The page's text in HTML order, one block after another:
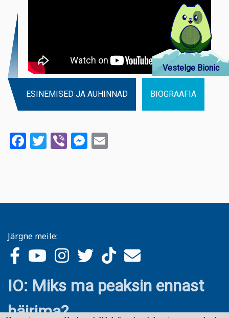
ESINEMISED JA AUHINNAD BIOGRAAFIA
Facebook
Twitter
ViberMessenger
Vestelge Bionic
Järgne meile:
IO: Miks ma peaksin ennast
häirima?